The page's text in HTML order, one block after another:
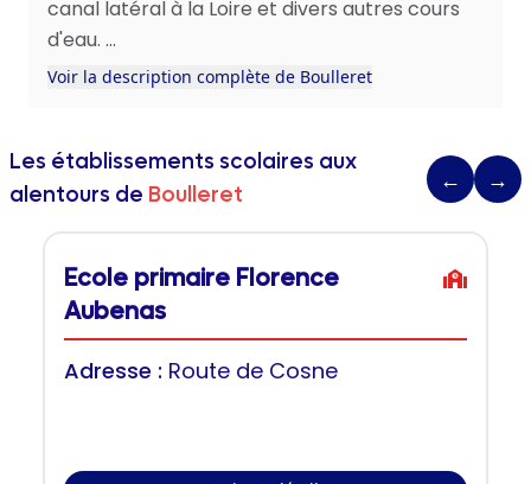
canal latéral à la Loire et divers autres cours
d'eau. ...
Voir la description complète de Boulleret
Les établissements scolaires aux
alentours de Boulleret
← →
Ecole primaire Florence
Aubenas
Adresse : Route de Cosne